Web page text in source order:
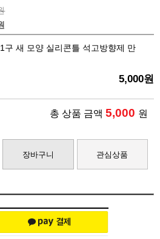
구 새 모양 실리콘틀 석고방향제 만
5,000원
총 상품 금액 5,000 원
장바구니 관심상품